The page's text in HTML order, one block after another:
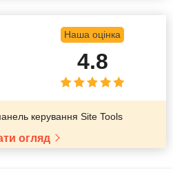
Наша оцінка
4.8
керування Site Tools
огляд